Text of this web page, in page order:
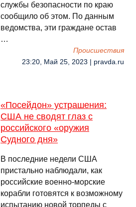
службы безопасности по краю
сообщило об этом. По данным
ведомства, эти граждане остав
…
Происшествия
23:20, Май 25, 2023 | pravda.ru
«Посейдон» устрашения:
США не сводят глаз с
российского «оружия
Судного дня»
В последние недели США
пристально наблюдали, как
российские военно-морские
корабли готовятся к возможному
испытанию новой торпеды с